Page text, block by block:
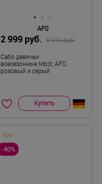
AFS
2 999 руб. 5 999 руб.
Сабо девичьи
всесезонные Most, AFS,
розовый и серый
Купить
Хит
-40%